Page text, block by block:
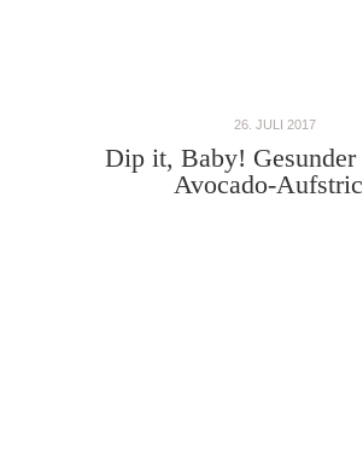
26. JULI 2017
Dip it, Baby! Gesunder
Avocado-